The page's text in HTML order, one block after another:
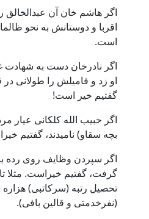
اگر هاشم خان آن عبدالخالق
اقربا و دوستانش به نحو
است.
اگر نادرخان دست به شهادت
او زد و فامیلش را طولانی در
گفتیم خیر است!
اگر حبیب الله کلکانی عیار
بچه سقاو) نامیدند، گفتیم
اگر سپردن وظایف روی رده
گرفت، گفتیم خیراست. مثلا
تحصیل رتبه (سرکاتبی)
(نفرخدمتی و قالین بافی).